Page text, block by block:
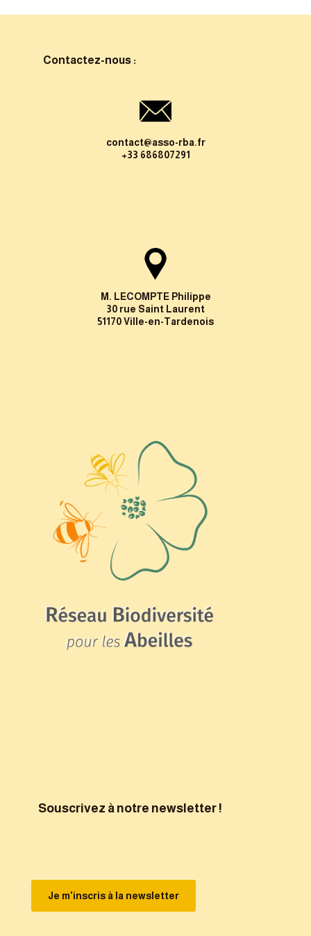
Contactez-nous :
contact@asso-rba.fr
+33 686807291
M. LECOMPTE Philippe
30 rue Saint Laurent
51170 Ville-en-Tardenois
Souscrivez à notre newsletter !
Je m'inscris à la newsletter